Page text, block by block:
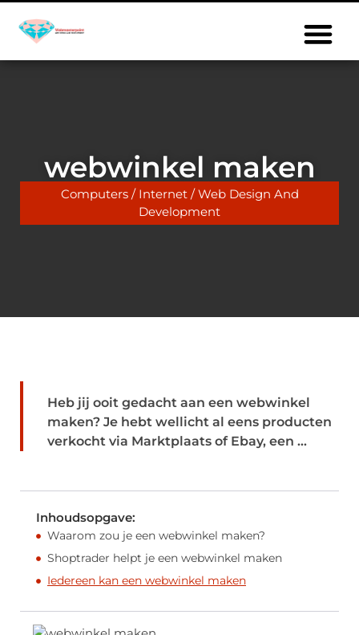
webwinkel maken
Computers / Internet / Web Design And
Development
Heb jij ooit gedacht aan een webwinkel
maken? Je hebt wellicht al eens producten
verkocht via Marktplaats of Ebay, een ...
Inhoudsopgave:
Waarom zou je een webwinkel maken?
Shoptrader helpt je een webwinkel maken
Iedereen kan een webwinkel maken